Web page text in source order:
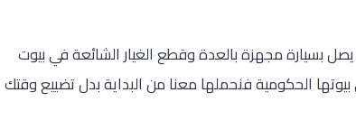
بسيارة مجهزة بالعدة وقطع الغيار الشائعة في بيوت
الحكومية فنحملها معنا من البداية بدل تضييع وقتك